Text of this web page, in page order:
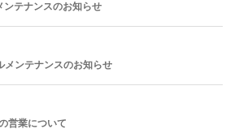
テナンスのお知らせ
ンテナンスのお知らせ
営業について